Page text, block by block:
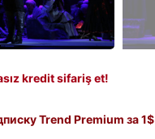
kredit sifariş et!
Trend Premium за 1$